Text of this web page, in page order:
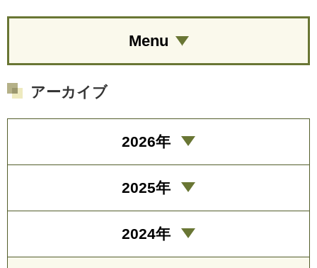
Menu
アーカイブ
2026年
2025年
2024年